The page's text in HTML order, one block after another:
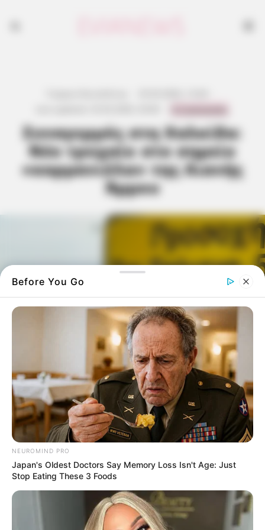
Συναγερμός στη Χαλκίδα:
Νέο τροχαίο στο σημείο
«καρμανιόλα» της Λιανής
Άμμου
Μεταφέρθηκε με ασθενοφόρο στο
νοσοκομείο της Χαλκίδας και ευτυχώς
είναι καλά στην υγεία του
Ένας άντρας τραυματίστηκε χθες το βράδυ σε
τροχαίο ατύχημαστηΧαλκίδα.
Before You Go
NEUROMIND PRO
Japan's Oldest Doctors Say Memory Loss Isn't Age: Just
Stop Eating These 3 Foods